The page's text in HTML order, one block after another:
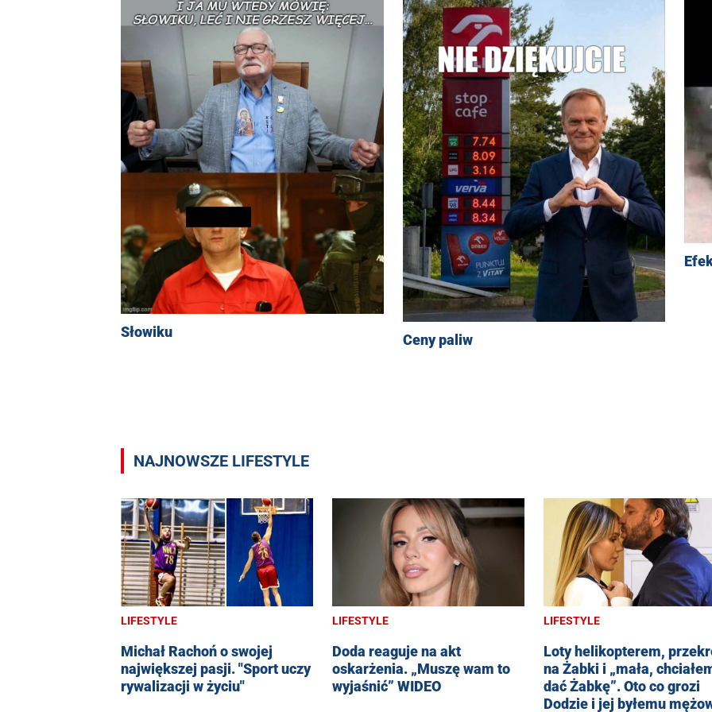
Słowiku Ceny paliw
NAJNOWSZE LIFESTYLE
LIFESTYLE
Michał Rachoń o swojej
największej pasji. "Sport uczy
rywalizacji w życiu"
LIFESTYLE
Doda reaguje na akt
oskarżenia. „Muszę wam to
wyjaśnić” WIDEO
LIFESTYLE
Loty helikopterem,
na Żabki i „mała,
dać Żabkę”. Oto co grozi
Dodzie i jej byłemu